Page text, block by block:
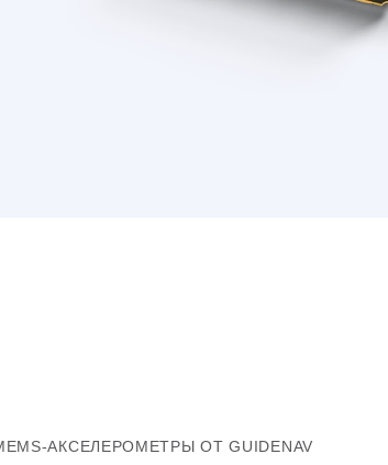
АКСЕЛЕРОМЕТРЫ ОТ GUIDENAV